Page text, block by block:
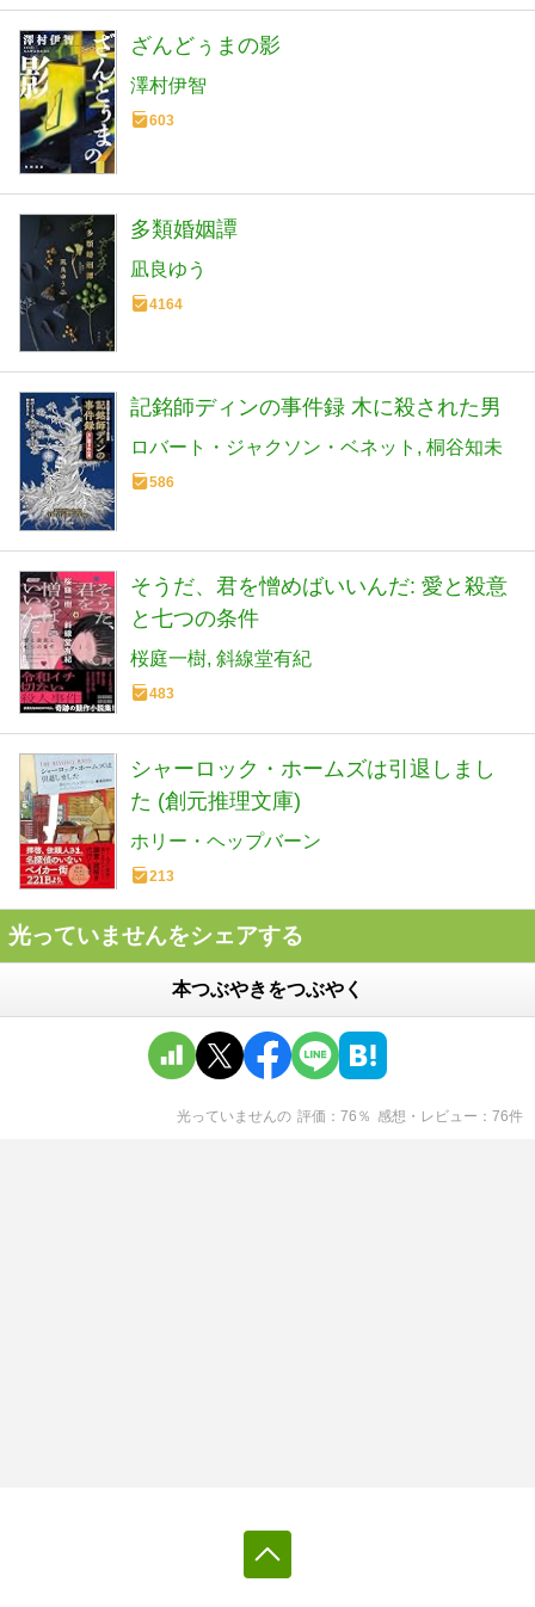
ざんどぅまの影
澤村伊智
603
多類婚姻譚
凪良ゆう
4164
記銘師ディンの事件録 木に殺された男
ロバート・ジャクソン・ベネット 桐谷知未
586
そうだ、君を憎めばいいんだ: 愛と殺意
と七つの条件
桜庭一樹 斜線堂有紀
483
シャーロック・ホームズは引退しまし
た (創元推理文庫)
ホリー・ヘップバーン
213
光っていませんをシェアする
本つぶやきをつぶやく
光っていませんの 評価 76 ％ 感想・レビュー 76件